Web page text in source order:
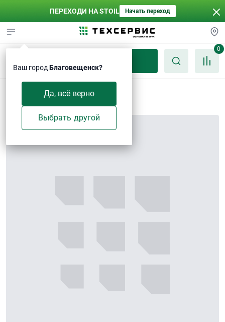
ПЕРЕХОДИ НА STOIL Начать переход
Ваш город Благовещенск?
Да, всё верно
Выбрать другой
0
Шайба 12-Zn